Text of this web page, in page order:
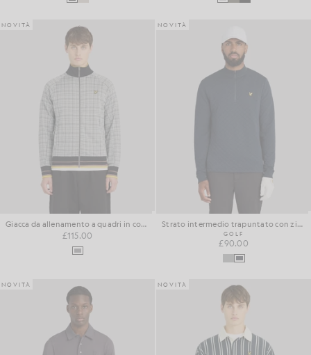
NOVITÀ
Giacca da allenamento a quadri in cotone Hawick
£115.00
NOVITÀ
Strato intermedio trapuntato con zip a 1/4
GOLF
£90.00
NOVITÀ NOVITÀ